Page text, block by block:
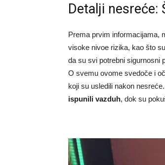
Detalji nesreće:
Prema prvim informacijama,
visoke nivoe rizika, kao što
da su svi potrebni sigurnosni
O svemu ovome svedoče i
koji su usledili nakon nesreće.
ispunili vazduh, dok su